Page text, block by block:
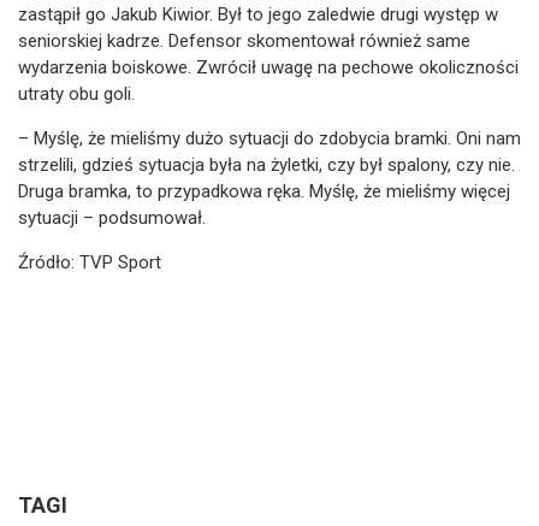
zastąpił go Jakub Kiwior. Był to jego zaledwie drugi występ w
seniorskiej kadrze. Defensor skomentował również same
wydarzenia boiskowe. Zwrócił uwagę na pechowe okoliczności
utraty obu goli.
– Myślę, że mieliśmy dużo sytuacji do zdobycia bramki. Oni nam
strzelili, gdzieś sytuacja była na żyletki, czy był spalony, czy nie.
Druga bramka, to przypadkowa ręka. Myślę, że mieliśmy więcej
sytuacji – podsumował.
Źródło: TVP Sport
TAGI